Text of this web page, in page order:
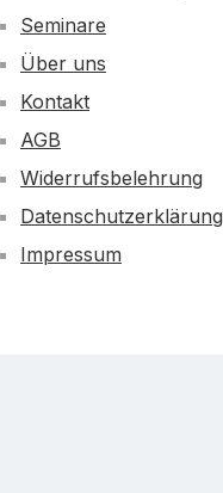
Seminare
Über uns
Kontakt
AGB
Widerrufsbelehrung
Datenschutzerklärung
Impressum